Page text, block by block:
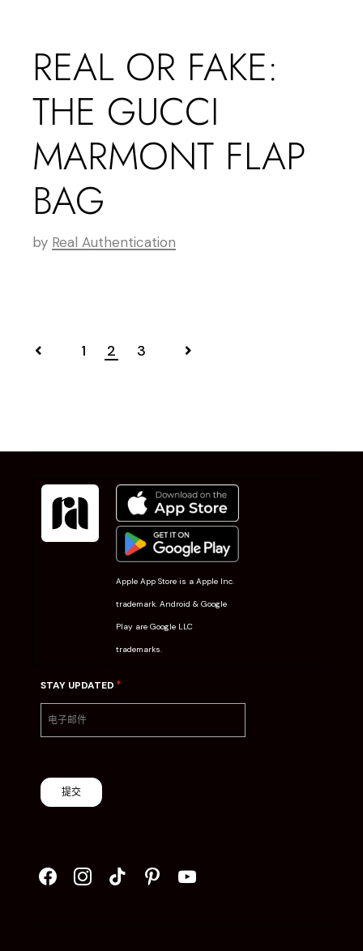
REAL OR FAKE:
THE GUCCI
MARMONT FLAP
BAG
by Real Authentication
1 2 3
Apple App Store is a Apple Inc.
trademark. Android & Google
Play are Google LLC
trademarks.
STAY UPDATED *
提交